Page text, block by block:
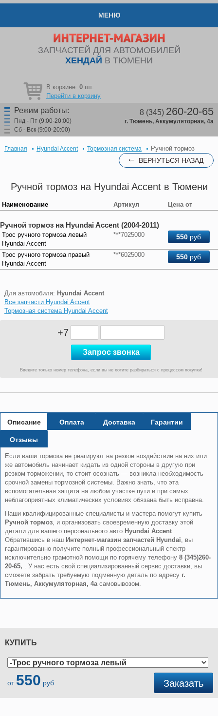
МЕНЮ
ЗАПЧАСТЕЙ ДЛЯ АВТОМОБИЛЕЙ
ХЕНДАЙ В ТЮМЕНИ
В корзине: 0 шт.
Перейти в корзину
Режим работы:
Пнд - Пт (9:00-20:00)
Сб - Вск (9:00-20:00)
8 (345) 260-20-65
г. Тюмень, Аккумуляторная, 4а
Главная Hyundai Accent Тормозная система Ручной тормоз
ВЕРНУТЬСЯ НАЗАД
Ручной тормоз на Hyundai Accent в Тюмени
Наименование Артикул Цена от
Ручной тормоз на Hyundai Accent (2004-2011)
Трос ручного тормоза левый
Hyundai Accent
***7025000 550руб
Трос ручного тормоза правый
Hyundai Accent
***6025000 550руб
Для автомобиля: Hyundai Accent
Все запчасти Hyundai Accent
Тормозная система Hyundai Accent
+7
Введите только номер телефона, если вы не хотите разбираться с процессом покупки!
Описание Оплата Доставка Гарантии
Отзывы
Если ваши тормоза не реагируют на резкое воздействие на них или
же автомобиль начинает кидать из одной стороны в другую при
резком торможении, то стоит осознать — возникла необходимость
срочной замены тормозной системы. Важно знать, что эта
вспомогательная защита на любом участке пути и при самых
неблагоприятных климатических условиях обязана быть исправна.
Наши квалифицированные специалисты и мастера помогут купить
Ручной тормоз, и организовать своевременную доставку этой
детали для вашего персонального авто Hyundai Accent.
Обратившись в наш Интернет-магазин запчастей Hyundai, вы
гарантированно получите полный профессиональный спектр
исключительно грамотной помощи по горячему телефону 8 (345)260-
20-65, . У нас есть свой специализированный сервис доставки, вы
сможете забрать требуемую подменную деталь по адресу г.
Тюмень, Аккумуляторная, 4асамовывозом.
КУПИТЬ
от 550 руб Заказать